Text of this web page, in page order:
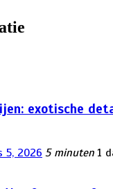
exotische
5, 2026 5 minuten 1